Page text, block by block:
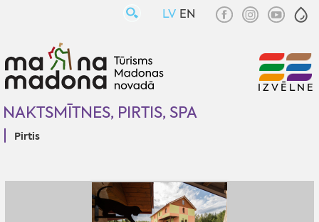
LV EN
NAKTSMĪTNES, PIRTIS, SPA
Pirtis
IZVĒLNE